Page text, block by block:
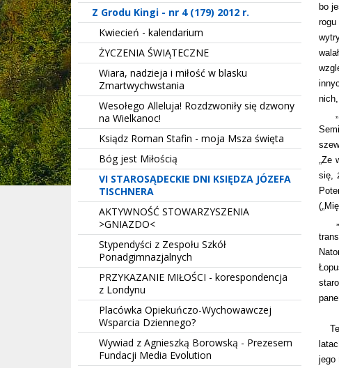
Z Grodu Kingi - nr 4 (179) 2012 r.
Kwiecień - kalendarium
ŻYCZENIA ŚWIĄTECZNE
Wiara, nadzieja i miłość w blasku
Zmartwychwstania
Wesołego Alleluja! Rozdzwoniły się dzwony
na Wielkanoc!
Ksiądz Roman Stafin - moja Msza święta
Bóg jest Miłością
VI STAROSĄDECKIE DNI KSIĘDZA JÓZEFA
TISCHNERA
AKTYWNOŚĆ STOWARZYSZENIA
>GNIAZDO<
Stypendyści z Zespołu Szkół
Ponadgimnazjalnych
PRZYKAZANIE MIŁOŚCI - korespondencja
z Londynu
Placówka Opiekuńczo-Wychowawczej
Wsparcia Dziennego?
Wywiad z Agnieszką Borowską - Prezesem
Fundacji Media Evolution
bo
rogu
się,
Te
jego